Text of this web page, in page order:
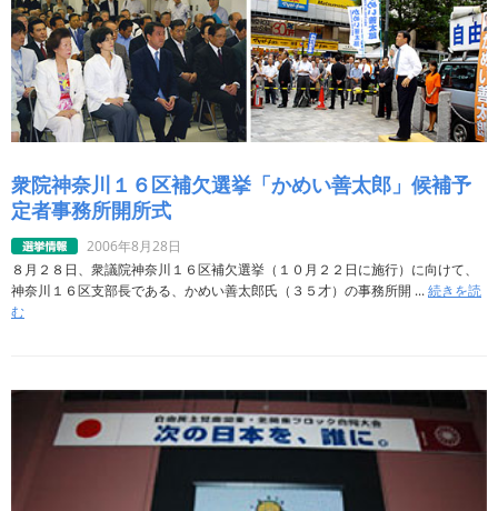
衆院神奈川１６区補欠選挙「かめい善太郎」候補予
定者事務所開所式
2006年8月28日
８月２８日、衆議院神奈川１６区補欠選挙（１０月２２日に施行）に向けて、
神奈川１６区支部長である、かめい善太郎氏（３５才）の事務所開 ...続きを読
む